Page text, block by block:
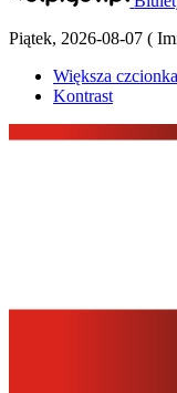
Piątek, 2026-08-07 (
Większa czcionka
Kontrast